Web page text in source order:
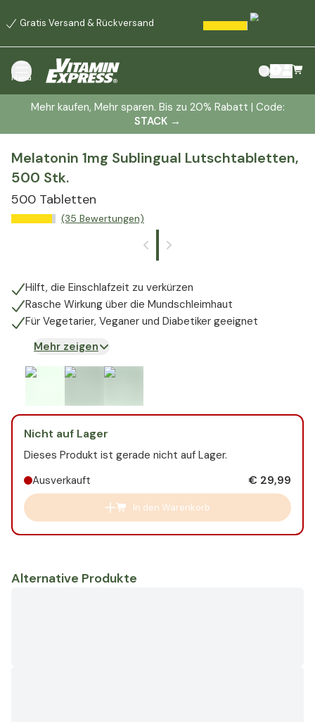
Gratis Versand & Rückversand
Menü
Mehr kaufen, Mehr sparen. Bis zu 20% Rabatt | Code:
STACK →
Melatonin 1mg Sublingual Lutschtabletten,
500 Stk.
500 Tabletten
(35 Bewertungen)
Hilft, die Einschlafzeit zu verkürzen
Rasche Wirkung über die Mundschleimhaut
Für Vegetarier, Veganer und Diabetiker geeignet
Mehr zeigen
Nicht auf Lager
Dieses Produkt ist gerade nicht auf Lager.
Ausverkauft
€ 29,99
In den Warenkorb
Alternative Produkte